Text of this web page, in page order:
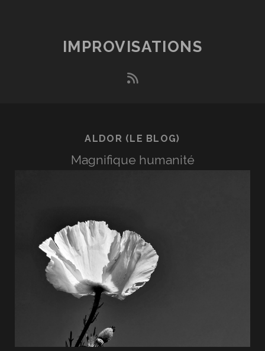
IMPROVISATIONS
rss
ALDOR (LE BLOG)
Magnifique humanité